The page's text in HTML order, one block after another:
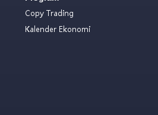
Copy Trading
Kalender Ekonomi